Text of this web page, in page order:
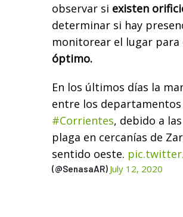
observar si existen
determinar si hay
monitorear el lugar para
óptimo.
En los últimos días la
entre los departamentos
#Corrientes, debido a
plaga en cercanías de
sentido oeste.
(@SenasaAR) July 12, 2020